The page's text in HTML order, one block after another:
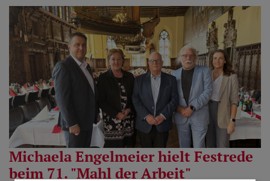
Michaela Engelmeier hielt Festrede
beim 71. "Mahl der Arbeit"